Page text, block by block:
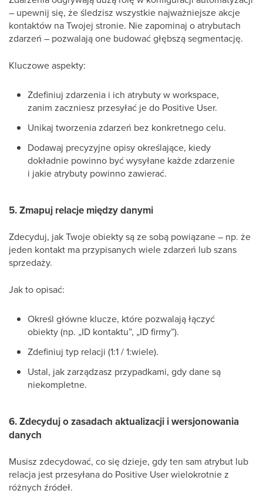
– upewnij się, że śledzisz wszystkie najważniejsze akcje
kontaktów na Twojej stronie. Nie zapominaj o atrybutach
zdarzeń – pozwalają one budować głębszą segmentację.
Kluczowe aspekty:
Zdefiniuj zdarzenia i ich atrybuty w workspace,
zanim zaczniesz przesyłać je do Positive User.
Unikaj tworzenia zdarzeń bez konkretnego celu.
Dodawaj precyzyjne opisy określające, kiedy
dokładnie powinno być wysyłane każde zdarzenie
i jakie atrybuty powinno zawierać.
5. Zmapuj relacje między danymi
Zdecyduj, jak Twoje obiekty są ze sobą powiązane – np. że
jeden kontakt ma przypisanych wiele zdarzeń lub szans
sprzedaży.
Jak to opisać:
Określ główne klucze, które pozwalają łączyć
obiekty (np. „ID kontaktu”, „ID firmy”).
Zdefiniuj typ relacji (1:1 / 1:wiele).
Ustal, jak zarządzasz przypadkami, gdy dane są
niekompletne.
6. Zdecyduj o zasadach aktualizacji i wersjonowania
danych
Musisz zdecydować, co się dzieje, gdy ten sam atrybut lub
relacja jest przesyłana do Positive User wielokrotnie z
różnych źródeł.